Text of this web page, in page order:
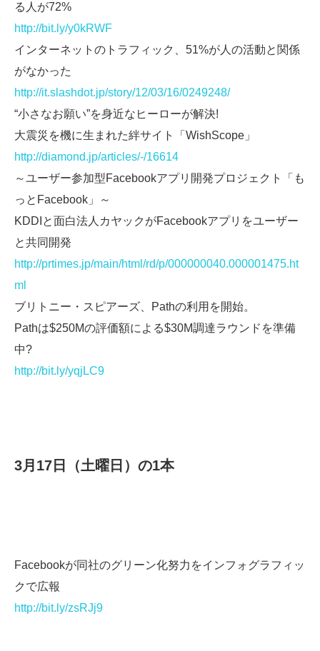
る人が72%
http://bit.ly/y0kRWF
インターネットのトラフィック、51%が人の活動と関係
がなかった
http://it.slashdot.jp/story/12/03/16/0249248/
“小さなお願い”を身近なヒーローが解決!
大震災を機に生まれた絆サイト「WishScope」
http://diamond.jp/articles/-/16614
～ユーザー参加型Facebookアプリ開発プロジェクト「も
っとFacebook」～
KDDIと面白法人カヤックがFacebookアプリをユーザー
と共同開発
http://prtimes.jp/main/html/rd/p/000000040.000001475.ht
ml
ブリトニー・スピアーズ、Pathの利用を開始。
Pathは$250Mの評価額による$30M調達ラウンドを準備
中?
http://bit.ly/yqjLC9
3月17日（土曜日）の1本
Facebookが同社のグリーン化努力をインフォグラフィッ
クで広報
http://bit.ly/zsRJj9